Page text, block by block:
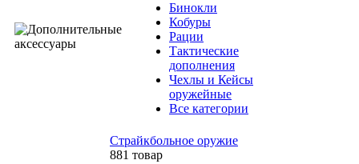
Бинокли
Кобуры
Рации
Тактические
дополнения
Чехлы и Кейсы
оружейные
Все категории
Страйкбольное оружие
881 товар